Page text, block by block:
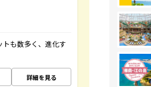
も数多く、進化す
詳細を見る